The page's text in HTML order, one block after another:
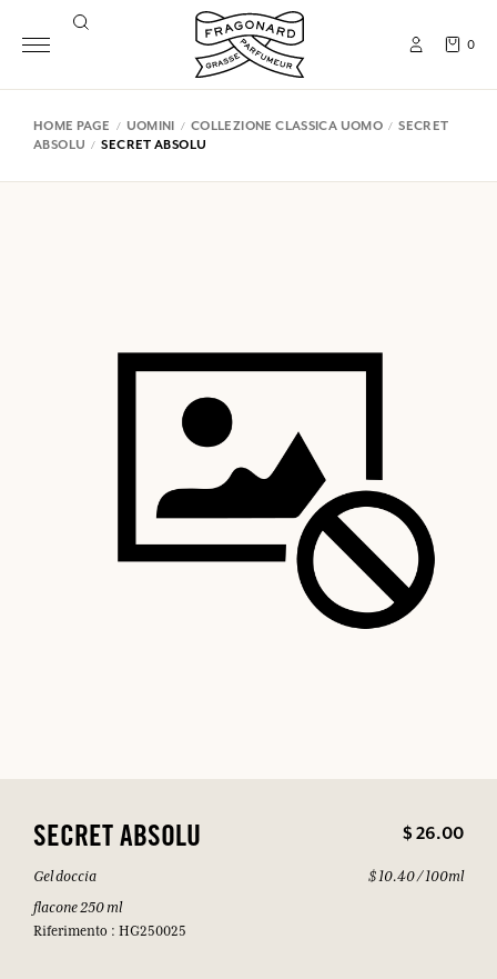
0
HOME PAGE UOMINI COLLEZIONE CLASSICA UOMO
SECRET
ABSOLU
SECRET ABSOLU
SECRET ABSOLU $ 26.00
Gel doccia
flacone 250 ml
Riferimento : HG250025
$ 10.40 / 100ml